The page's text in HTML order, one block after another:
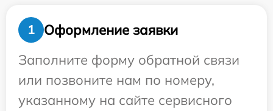
1
Оформление заявки
Заполните форму обратной связи
или позвоните нам по номеру,
указанному на сайте сервисного